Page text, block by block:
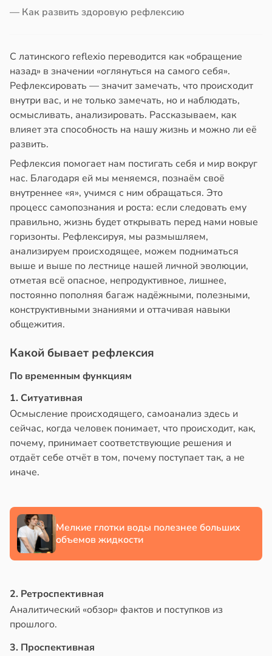
в13:52
— Как развить здоровую рефлексию
С латинского reflexio переводится как «обращение
назад» в значении «оглянуться на самого себя».
Рефлексировать — значит замечать, что происходит
внутри вас, и не только замечать, но и наблюдать,
осмысливать, анализировать. Рассказываем, как
влияет эта способность на нашу жизнь и можно ли её
развить.
Рефлексия помогает нам постигать себя и мир вокруг
нас. Благодаря ей мы меняемся, познаём своё
внутреннее «я», учимся с ним обращаться. Это
процесс самопознания и роста: если следовать ему
правильно, жизнь будет открывать перед нами новые
горизонты. Рефлексируя, мы размышляем,
анализируем происходящее, можем подниматься
выше и выше по лестнице нашей личной эволюции,
отметая всё опасное, непродуктивное, лишнее,
постоянно пополняя багаж надёжными, полезными,
конструктивными знаниями и оттачивая навыки
общежития.
Какой бывает рефлексия
По временным функциям
1. Ситуативная
Осмысление происходящего, самоанализ здесь и
сейчас, когда человек понимает, что происходит, как,
почему, принимает соответствующие решения и
отдаёт себе отчёт в том, почему поступает так, а не
иначе.
Мелкие глотки воды полезнее больших
объемов жидкости
2. Ретроспективная
Аналитический «обзор» фактов и поступков из
прошлого.
3. Проспективная
17:21
16:23